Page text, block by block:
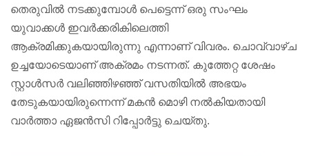
തെരുവില്‍ നടക്കുമ്പോള്‍ പെട്ടെന്ന് ഒരു സംഘം
യുവാക്കള്‍ ഇവര്‍ക്കരികിലെത്തി
ആക്രമിക്കുകയായിരുന്നു എന്നാണ് വിവരം. ചൊവ്വാഴ്ച
ഉച്ചയോടെയാണ് അക്രമം നടന്നത്. കുത്തേറ്റ ശേഷം
സ്റ്റാള്‍സര്‍ വലിഞ്ഞിഴഞ്ഞ് വസതിയില്‍ അഭയം
തേടുകയായിരുന്നെന്ന് മകൻ മൊഴി നൽകിയതായി
വാർത്താ ഏജൻസി റിപ്പോർട്ടു ചെ‌യ്‌തു.